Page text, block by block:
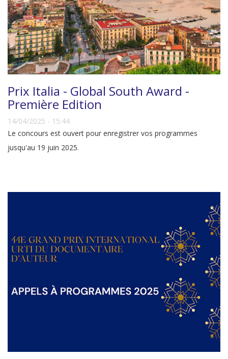
Prix Italia - Global South Award -
Première Edition
14/04/2025 - 15:44
Le concours est ouvert pour enregistrer vos programmes
jusqu'au 19 juin 2025.